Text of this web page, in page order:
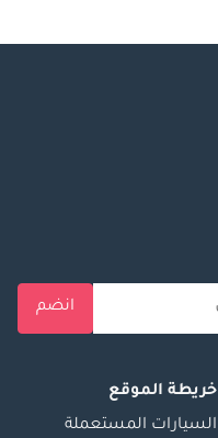
انضم
خريطة الموقع
السيارات المستعملة